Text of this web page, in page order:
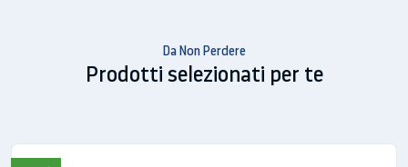
Display
Da Non Perdere
Prodotti selezionati per te